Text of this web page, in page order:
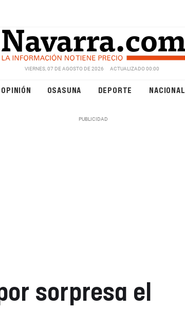
VIERNES, 07 DE AGOSTO DE 2026 ACTUALIZADO 00:00
OPINIÓN OSASUNA DEPORTE NACIONAL
sorpresa el